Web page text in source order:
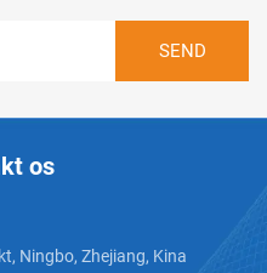
os
Ningbo, Zhejiang, Kina